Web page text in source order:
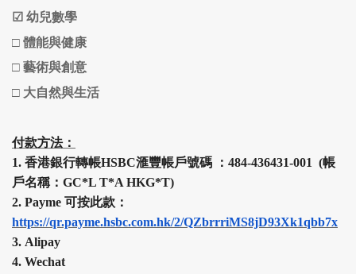
☑ 幼兒數學
□ 體能與健康
□ 藝術與創意
□ 大自然與生活
付款方法：
1. 香港銀行轉帳HSBC滙豐帳戶號碼 ：484-436431-001 (帳
戶名稱：GC*L T*A HKG*T)
2. Payme 可按此款：
https://qr.payme.hsbc.com.hk/2/QZbrrriMS8jD93Xk1qbb7x
3. Alipay
4. Wechat